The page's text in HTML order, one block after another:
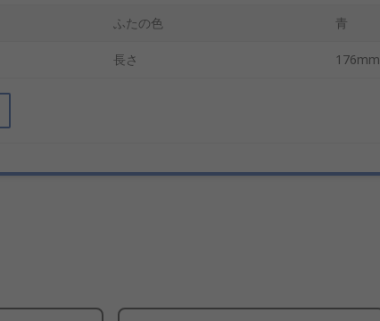
ふたの色 青
長さ 176mm